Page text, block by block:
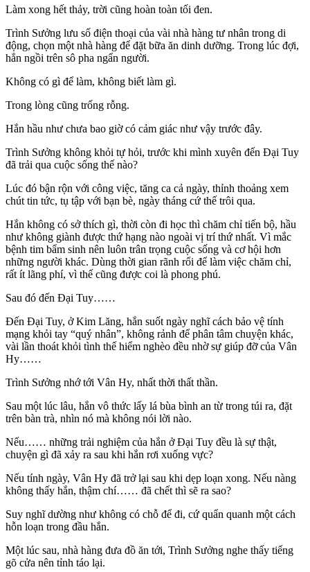
Làm xong hết thảy, trời cũng hoàn toàn tối đen.
Trình Sưởng lưu số điện thoại của vài nhà hàng tư nhân trong di
động, chọn một nhà hàng để đặt bữa ăn dinh dưỡng. Trong lúc đợi,
hắn ngồi trên sô pha ngẩn người.
Không có gì để làm, không biết làm gì.
Trong lòng cũng trống rỗng.
Hắn hầu như chưa bao giờ có cảm giác như vậy trước đây.
Trình Sưởng không khỏi tự hỏi, trước khi mình xuyên đến Đại Tuy
đã trải qua cuộc sống thế nào?
Lúc đó bận rộn với công việc, tăng ca cả ngày, thỉnh thoảng xem
chút tin tức, tụ tập với bạn bè, ngày tháng cứ thế trôi qua.
Hắn không có sở thích gì, thời còn đi học thì chăm chỉ tiến bộ, hầu
như không giành được thứ hạng nào ngoài vị trí thứ nhất. Vì mắc
bệnh tim bẩm sinh nên luôn trân trọng cuộc sống và cơ hội hơn
những người khác. Dùng thời gian rãnh rổi để làm việc chăm chỉ,
rất ít lãng phí, vì thế cũng được coi là phong phú.
Sau đó đến Đại Tuy……
Đến Đại Tuy, ở Kim Lăng, hắn suốt ngày nghĩ cách bảo vệ tính
mạng khỏi tay “quý nhân”, không rảnh để phân tâm chuyện khác,
vài lần thoát khỏi tình thế hiểm nghèo đều nhờ sự giúp đỡ của Vân
Hy……
Trình Sưởng nhớ tới Vân Hy, nhất thời thất thần.
Sau một lúc lâu, hắn vô thức lấy lá bùa bình an từ trong túi ra, đặt
trên bàn trà, nhìn nó mà không nói lời nào.
Nếu…… những trải nghiệm của hắn ở Đại Tuy đều là sự thật,
chuyện gì đã xảy ra sau khi hắn rơi xuống vực?
Nếu tính ngày, Vân Hy đã trở lại sau khi dẹp loạn xong. Nếu nàng
không thấy hắn, thậm chí…… đã chết thì sẽ ra sao?
Suy nghĩ dường như không có chỗ để đi, cứ quẩn quanh một cách
hỗn loạn trong đầu hắn.
Một lúc sau, nhà hàng đưa đồ ăn tới, Trình Sưởng nghe thấy tiếng
gõ cửa nên tỉnh táo lại.